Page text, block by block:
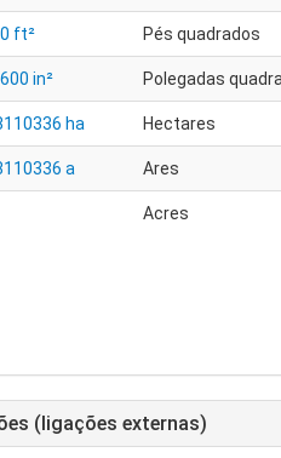
ft² Pés quadrados
in² Polegadas
ha Hectares
a Ares
Acres
(ligações externas)